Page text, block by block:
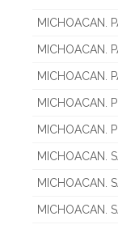
MICHOACAN.
MICHOACAN.
MICHOACAN.
MICHOACAN.
MICHOACAN.
MICHOACAN.
MICHOACAN.
MICHOACAN.